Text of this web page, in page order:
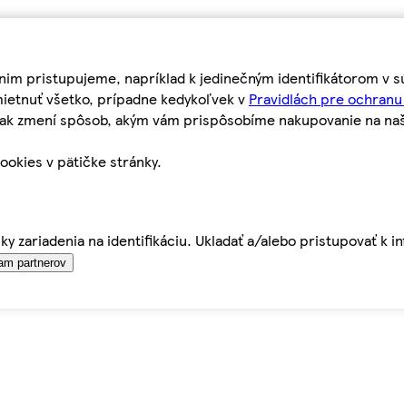
pristupujeme, napríklad k jedinečným identifikátorom v
všetko, prípadne kedykoľvek v Pravidlách pre
zmení spôsob, akým vám prispôsobíme nakupovanie na
v pätičke stránky.
zariadenia na identifikáciu. Ukladať a/alebo pristupovať k
partnerov